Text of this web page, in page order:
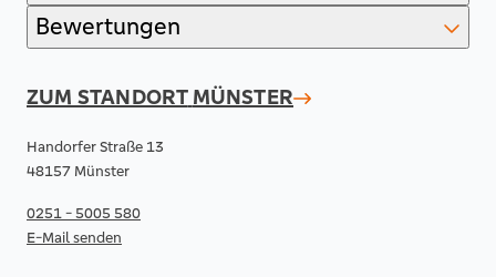
Bewertungen
ZUM STANDORT MÜNSTER
Handorfer Straße 13
48157 Münster
0251 - 5005 580
E-Mail senden